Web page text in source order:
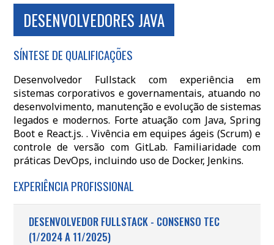
DESENVOLVEDORES JAVA
SÍNTESE DE QUALIFICAÇÕES
Desenvolvedor Fullstack com experiência em
sistemas corporativos e governamentais, atuando no
desenvolvimento, manutenção e evolução de sistemas
legados e modernos. Forte atuação com Java, Spring
Boot e React.js. . Vivência em equipes ágeis (Scrum) e
controle de versão com GitLab. Familiaridade com
práticas DevOps, incluindo uso de Docker, Jenkins.
EXPERIÊNCIA PROFISSIONAL
DESENVOLVEDOR FULLSTACK - CONSENSO TEC
(1/2024 A 11/2025)